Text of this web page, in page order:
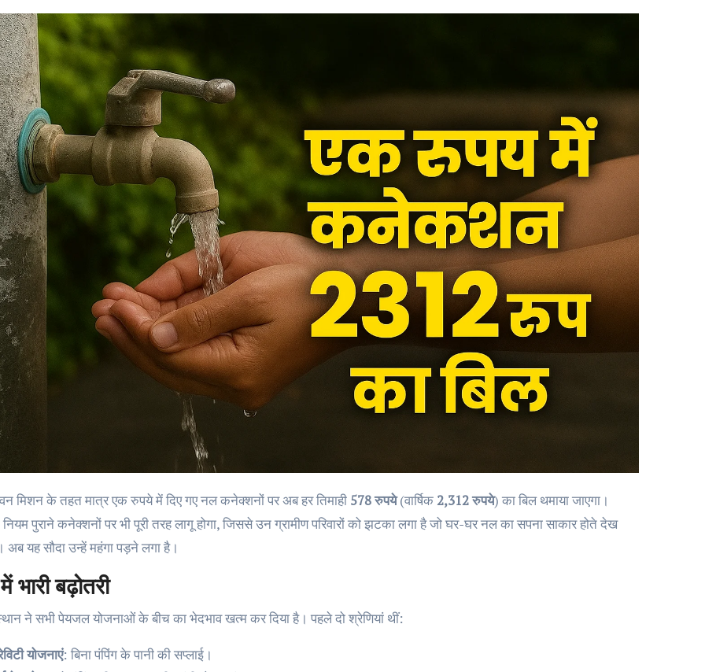
मिशन के तहत मात्र एक रुपये में दिए गए नल कनेक्शनों पर अब हर तिमाही 578 रुपये(वार्षिक2,312 रुपये) का बिल थमाया जाएगा।
पुराने कनेक्शनों पर भी पूरी तरह लागू होगा, जिससे उन ग्रामीण परिवारों को झटका लगा है जो घर-घर नल का सपना साकार होते देख
यह सौदा उन्हें महंगा पड़ने लगा है।
भारी बढ़ोतरी
ने सभी पेयजल योजनाओं के बीच का भेदभाव खत्म कर दिया है। पहले दो श्रेणियां थीं:
योजनाएं: बिना पंपिंग के पानी की सप्लाई।